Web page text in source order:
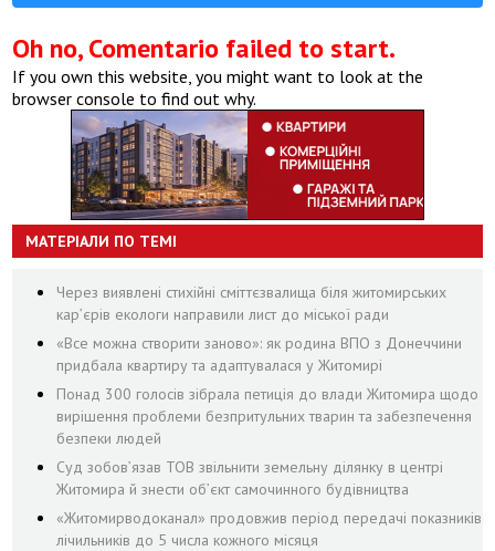
Oh no, Comentario failed to start.
If you own this website, you might want to look at the
browser console to find out why.
МАТЕРІАЛИ ПО ТЕМІ
Через виявлені стихійні сміттєзвалища біля житомирських
кар’єрів екологи направили лист до міської ради
«Все можна створити заново»: як родина ВПО з Донеччини
придбала квартиру та адаптувалася у Житомирі
Понад 300 голосів зібрала петиція до влади Житомира щодо
вирішення проблеми безпритульних тварин та забезпечення
безпеки людей
Суд зобов’язав ТОВ звільнити земельну ділянку в центрі
Житомира й знести об’єкт самочинного будівництва
«Житомирводоканал» продовжив період передачі показників
лічильників до 5 числа кожного місяця